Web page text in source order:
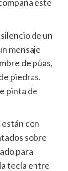
este
de un
mensaje
de púas,
piedras.
pinta de
están con
sobre
para
tecla entre